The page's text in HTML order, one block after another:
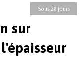
Sous 28 jours
sur